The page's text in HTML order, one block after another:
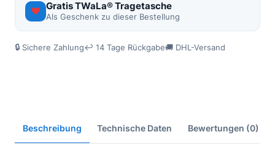
Aktivkohlegranulat
Menge
♥ Gratis TWaLa® Tragetasche
Als Geschenk zu dieser Bestellung
🔒 Sichere Zahlung↩ 14 Tage Rückgabe🚚 DHL-Versand
Beschreibung Technische Daten Bewertungen (0)